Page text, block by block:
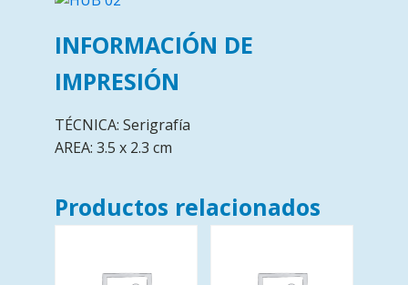
INFORMACIÓN DE
IMPRESIÓN
TÉCNICA: Serigrafía
AREA: 3.5 x 2.3 cm
Productos relacionados